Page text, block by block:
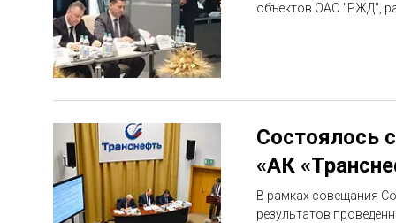
объектов ОАО "РЖД",
Состоялось
«АК
В рамках совещания
результатов